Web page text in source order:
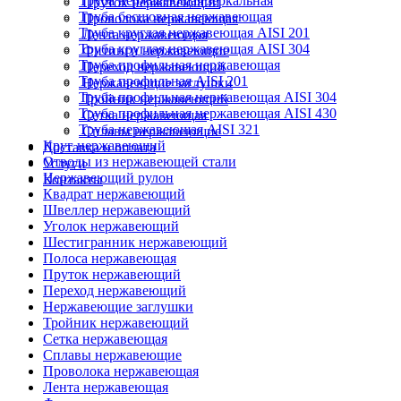
Проволока нержавеющая
Лента нержавеющая
Фитинги нержавеющие
Переход нержавеющий
Нержавеющие заглушки
Тройник нержавеющий
Сетка нержавеющая
Сплавы нержавеющие
Доставка и оплата
Услуги
Контакты
Труба бесшовная нержавеющая
Труба круглая нержавеющая AISI 201
Труба круглая нержавеющая AISI 304
Труба профильная нержавеющая
Труба профильная AISI 201
Труба профильная нержавеющая AISI 304
Труба профильная нержавеющая AISI 430
Труба нержавеющая AISI 321
Круг нержавеющий
Отводы из нержавеющей стали
Нержавеющий рулон
Квадрат нержавеющий
Швеллер нержавеющий
Уголок нержавеющий
Шестигранник нержавеющий
Полоса нержавеющая
Пруток нержавеющий
Переход нержавеющий
Нержавеющие заглушки
Тройник нержавеющий
Сетка нержавеющая
Сплавы нержавеющие
Проволока нержавеющая
Лента нержавеющая